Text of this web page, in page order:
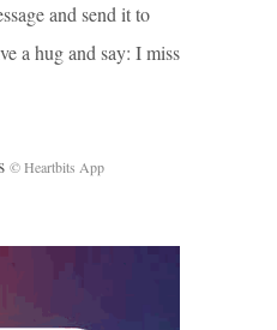
and send it to
a hug and say: I miss
© Heartbits App